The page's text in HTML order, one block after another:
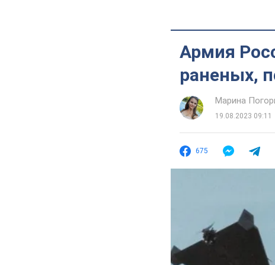
Армия
раненых,
Марина
19.08.2023 09:11
675